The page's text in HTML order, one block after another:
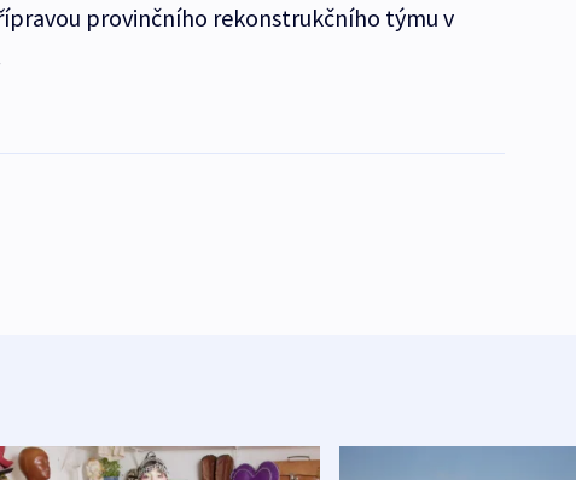
provinčního rekonstrukčního týmu v